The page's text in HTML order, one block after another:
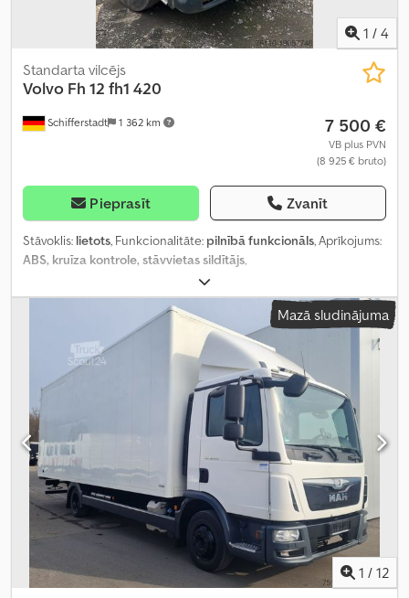
1 / 4
Schifferstadt 1 362 km
Standarta vilcējs
Volvo Fh 12 fh1 420
7 500 €
VB plus PVN
(8 925 € bruto)
Pieprasīt Zvanīt
Stāvoklis: lietots, Funkcionalitāte: pilnībā funkcionāls, Aprīkojums:
ABS, kruīza kontrole, stāvvietas sildītājs,
Mazā sludinājuma
1 / 12